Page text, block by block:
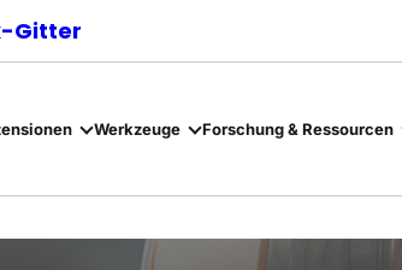
Gitter
Werkzeuge Forschung & Ressourcen